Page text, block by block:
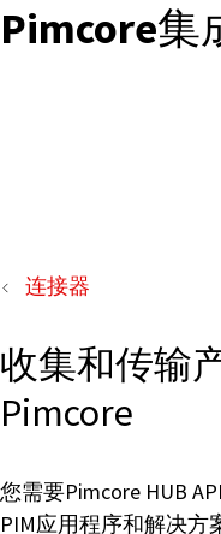
Pimcore集
连接器
收集和传输
Pimcore
您需要Pimcore HUB
PIM应用程序和解决方